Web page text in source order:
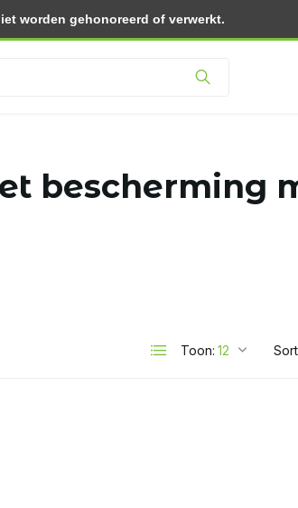
bescherming
Toon:
worden gehonoreerd of verwerkt.